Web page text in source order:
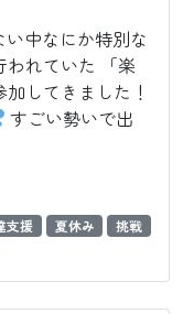
中なにか特別な
われていた 「楽
してきました！
すごい勢いで出
支援 夏休み
挑戦